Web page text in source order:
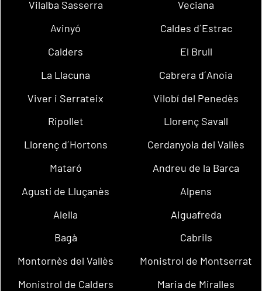
Vilalba Sasserra
Veciana
Avinyó
Caldes d´Estrac
Calders
El Brull
La Llacuna
Cabrera d´Anoia
Viver i Serrateix
Vilobí del Penedès
Ripollet
Llorenç Savall
Llorenç d´Hortons
Cerdanyola del Vallès
Mataró
Andreu de la Barca
Agustí de Lluçanès
Alpens
Alella
Aiguafreda
Bagà
Cabrils
Montornès del Vallès
Monistrol de Montserrat
Monistrol de Calders
Maria de Miralles